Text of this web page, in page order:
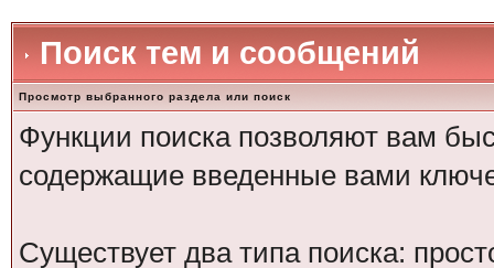
Поиск тем и сообщений
Просмотр выбранного раздела или поиск
Функции поиска позволяют вам
содержащие введенные вами
Существует два типа поиска: